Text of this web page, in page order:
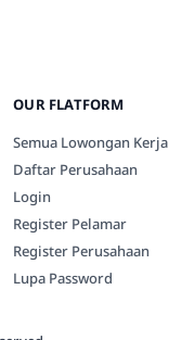
OUR FLATFORM
Semua Lowongan Kerja
Daftar Perusahaan
Login
Register Pelamar
Register Perusahaan
Lupa Password